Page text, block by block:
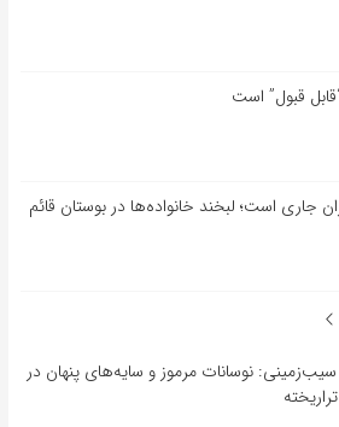
قبول” است
جاری است؛ لبخند خانواده‌ها در بوستان قائم
نوسانات مرموز و سایه‌های پنهان در